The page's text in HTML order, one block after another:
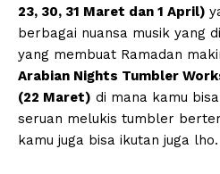
23, 30, 31 Maret dan 1 April)
berbagai nuansa musik yang
yang membuat Ramadan
Arabian Nights Tumbler
(22 Maret) di mana kamu
seruan melukis tumbler
kamu juga bisa ikutan juga lho.